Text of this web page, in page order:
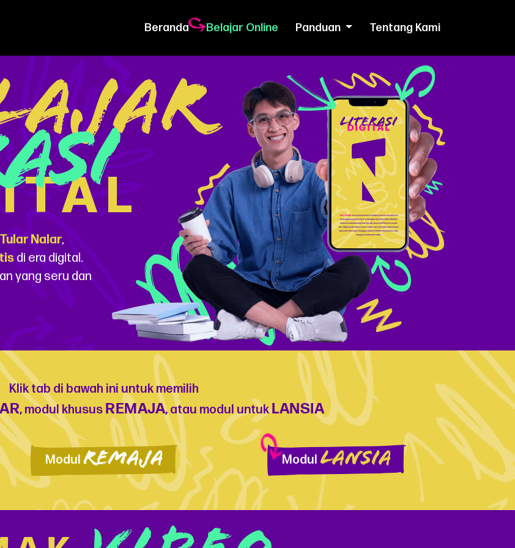
Beranda Belajar Online Panduan Tentang Kami
Tular Nalar,
di era digital.
yang seru dan
Klik tab di bawah ini untuk memilih
, modul khusus REMAJA, atau modul untukLANSIA
Modul REMAJA Modul LANSIA